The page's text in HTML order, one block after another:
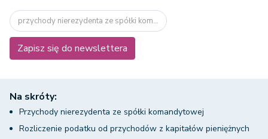
przychody nierezydenta ze spółki kom...
Zapisz się do newslettera
Na skróty:
Przychody nierezydenta ze spółki komandytowej
Rozliczenie podatku od przychodów z kapitałów pieniężnych